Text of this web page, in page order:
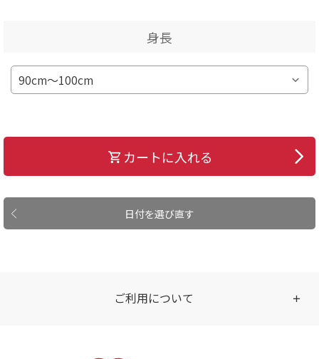
身長
日付を選び直す
カートに入れる
ご利用について